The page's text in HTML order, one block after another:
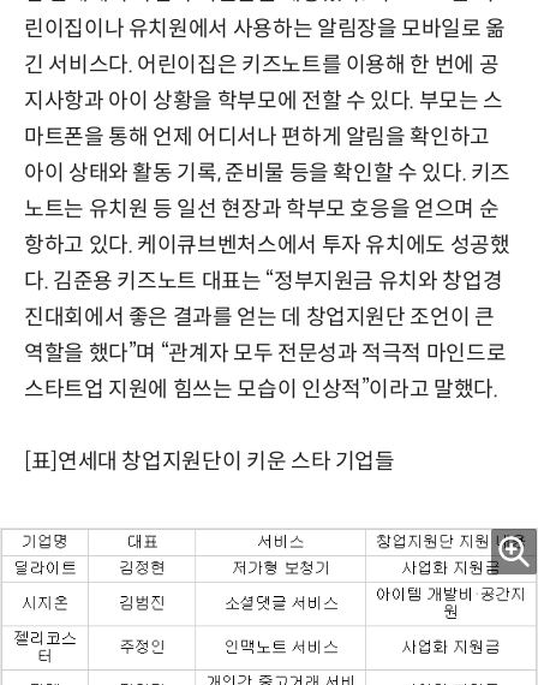
린이집이나 유치원에서 사용하는 알림장을 모바일로 옮
긴 서비스다. 어린이집은 키즈노트를 이용해 한 번에 공
지사항과 아이 상황을 학부모에 전할 수 있다. 부모는 스
마트폰을 통해 언제 어디서나 편하게 알림을 확인하고
아이 상태와 활동 기록, 준비물 등을 확인할 수 있다. 키즈
노트는 유치원 등 일선 현장과 학부모 호응을 얻으며 순
항하고 있다. 케이큐브벤처스에서 투자 유치에도 성공했
다. 김준용 키즈노트 대표는 “정부지원금 유치와 창업경
진대회에서 좋은 결과를 얻는 데 창업지원단 조언이 큰
역할을 했다”며 “관계자 모두 전문성과 적극적 마인드로
스타트업 지원에 힘쓰는 모습이 인상적”이라고 말했다.
[표]연세대 창업지원단이 키운 스타 기업들